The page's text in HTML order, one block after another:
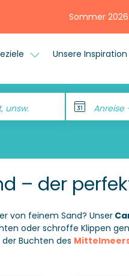
Sommer
Unsere Inspiration
unsw. Anreise
– der
von feinem Sand? Unser
oder schroffe Klippen
Buchten des